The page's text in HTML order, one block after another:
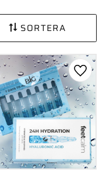
SORTERA
Lägg